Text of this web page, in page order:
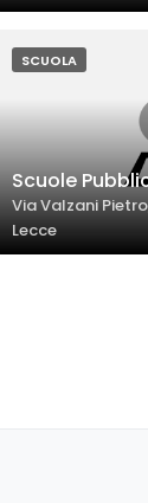
SCUOLA
Scuole
Via Valzani
Lecce